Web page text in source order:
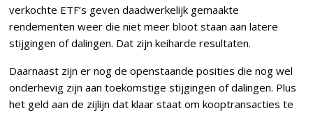
verkochte ETF’s geven daadwerkelijk gemaakte
rendementen weer die niet meer bloot staan aan latere
stijgingen of dalingen. Dat zijn keiharde resultaten.
Daarnaast zijn er nog de openstaande posities die nog wel
onderhevig zijn aan toekomstige stijgingen of dalingen. Plus
het geld aan de zijlijn dat klaar staat om kooptransacties te